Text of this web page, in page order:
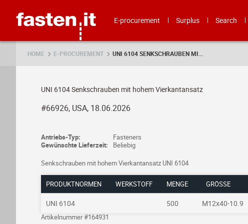
E-procurement Surplus Search
HOME E-PROCUREMENT UNI 6104 SENKSCHRAUBEN MI...
UNI 6104 Senkschrauben mit hohem Vierkantansatz
#66926, USA, 18.06.2026
Antriebs-Typ:
Fasteners
Gewünschte Lieferzeit:
Beliebig
Senkschrauben mit hohem Vierkantansatz UNI 6104
PRODUKTNORMEN WERKSTOFF MENGE GRÖSSE
UNI 6104 500 M12x40-10.9
Artikelnummer #164931